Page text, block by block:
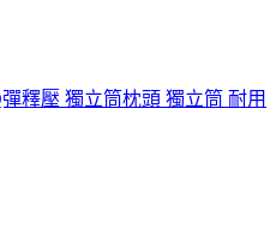
釋壓 獨立筒枕頭 獨立筒 耐用